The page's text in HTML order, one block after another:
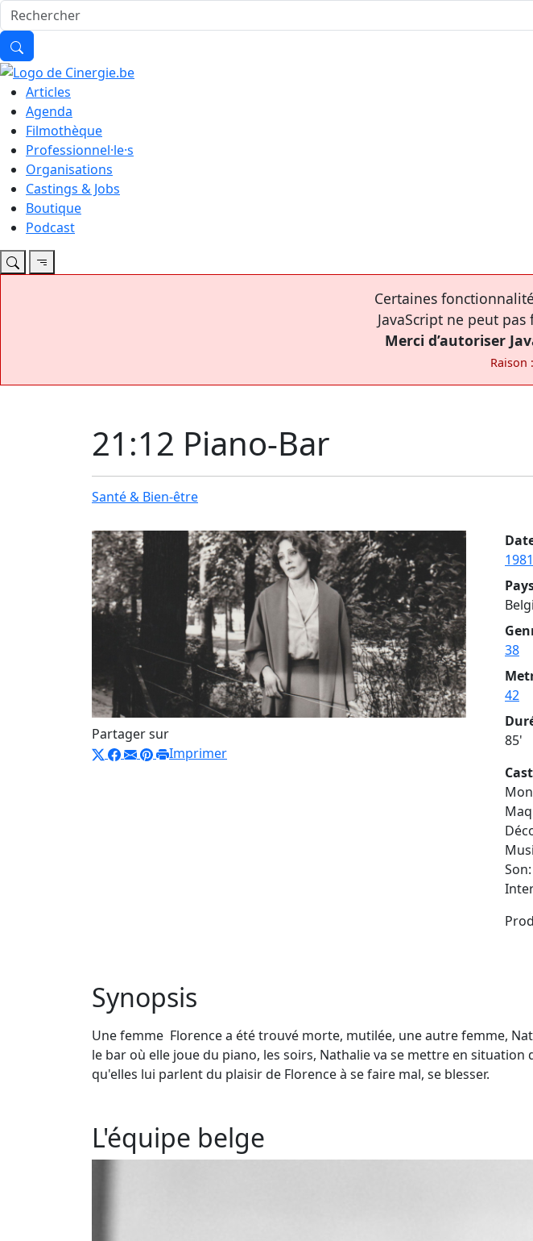
Articles
Agenda
Filmothèque
Professionnel·le·s
Organisations
Castings & Jobs
Boutique
Podcast
Certaines
JavaScript ne peut
Merci d’autoriser
Raison
21:12 Piano-Bar
Santé & Bien-être
Partager sur
Imprimer
1981
38
42
85'
Synopsis
Une femme Florence a été trouvé morte, mutilée, une autre femme,
le bar où elle joue du piano, les soirs, Nathalie va se mettre en
qu'elles lui parlent du plaisir de Florence à se faire mal, se blesser.
L'équipe belge